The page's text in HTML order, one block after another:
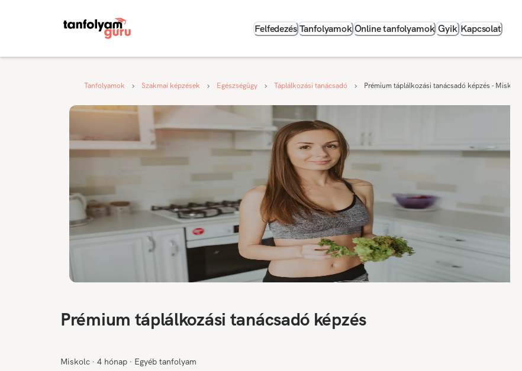
Felfedezés Tanfolyamok Online tanfolyamok Gyik Kapcsolat
Tanfolyamok Szakmai képzések Egészségügy Táplálkozási tanácsadó Prémium táplálkozási tanácsadó képzés - Miskolc
Prémium táplálkozási tanácsadó képzés
Miskolc ∙ 4 hónap ∙ Egyéb tanfolyam